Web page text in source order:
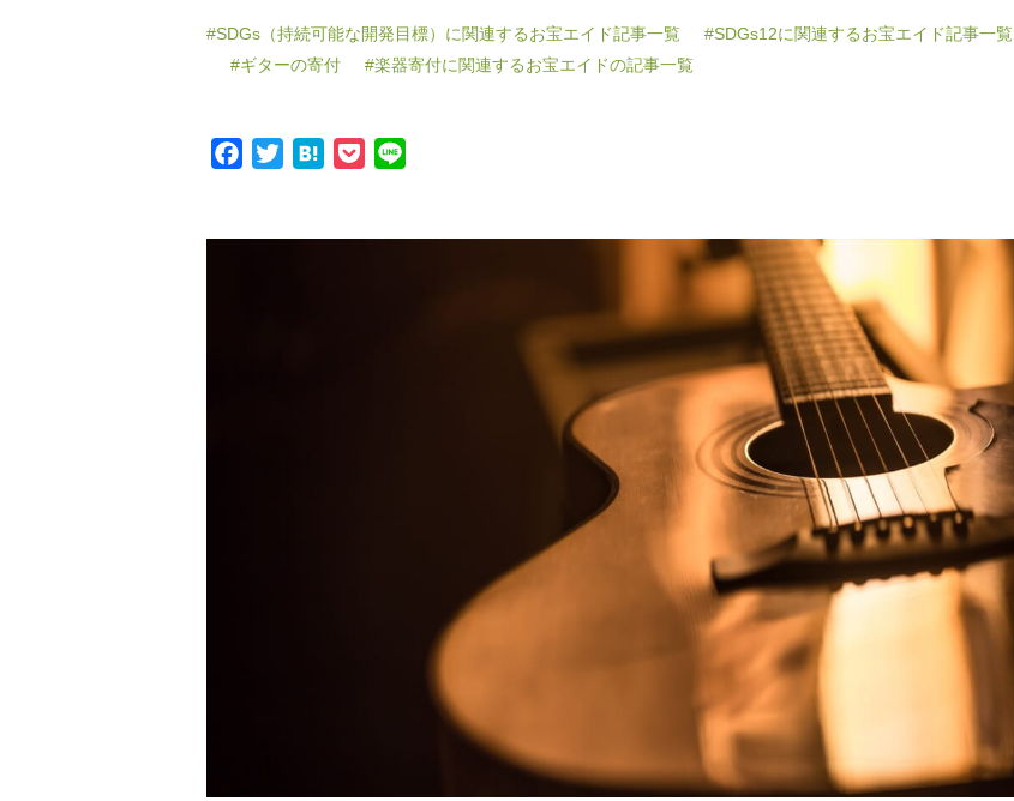
#SDGs（持続可能な開発目標）に関連するお宝エイド記事一覧
#SDGs12に関連するお宝エイド記事一覧
#ギターの寄付
#楽器寄付に関連するお宝エイドの記事一覧